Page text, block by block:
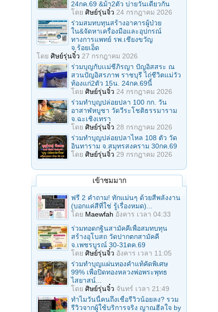
24กค.69 &ม้า2ตัว บ่ายวันเดียวกัน
โดย ศิษย์รุ่นจิ๋ว 24 กรกฎาคม 2026
ร่วมสมทบทุนสร้างอาคารผู้ป่วย
ใน&จัดหาเครื่องมือและอุปกรณ์
ทางการแพทย์ รพ.เชียงขวัญ
จ.ร้อยเอ็ด
โดย ศิษย์รุ่นจิ๋ว 27 กรกฎาคม 2026
ร่วมบุญกับเเม่ชีภิรญา ปัญอิสสระ ณ
สวนปัญอิสรภาพ ราชบุรี ไถ่ชีวิตแม่วัว
ท้องแก่2ตัว 15น. 24กค.69นี้
โดย ศิษย์รุ่นจิ๋ว 24 กรกฎาคม 2026
ร่วมทําบุญปล่อยปลา 100 กก. วัน
อาสาฬหบูชา วัดวีระโชติธรรมาราม
จ.ฉะเชิงเทรา
โดย ศิษย์รุ่นจิ๋ว 28 กรกฎาคม 2026
ร่วมทําบุญปล่อยปลาไหล 108 ตัว วัด
อินทาราม จ.สมุทรสงคราม 30กค.69
โดย ศิษย์รุ่นจิ๋ว 29 กรกฎาคม 2026
เข้าชมมาก
ฟรี 2 คำถาม! ทักแม่นๆ ด้วยสีพลังงาน
(บอกแค่สีที่ใช่ รู้เรื่องหมด)...
โดย Maewfah อังคาร เวลา 04:33
ร่วมทอดกฐินสามัคคีเพื่อสมทบทุน
สร้างอุโบสถ วัดปากตกสามัคคี
จ.เพชรบูรณ์ 30-31ตค.69
โดย ศิษย์รุ่นจิ๋ว อังคาร เวลา 11:05
ร่วมทําบุญแผ่นทองคำแท้คัดพิเศษ
99% เพื่อปิดทองหลวงพ่อพระพุทธ
ไสยาสน์...
โดย ศิษย์รุ่นจิ๋ว จันทร์ เวลา 21:49
ทำไมวันนี้คนถึงเชื่อรีวิวน้อยลง? รวม
รีวิวจากผู้ใช้บริการจริง ญาณฮีลใจ by